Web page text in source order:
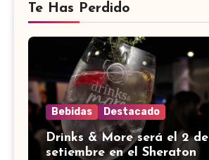
Te Has Perdido
Bebidas Destacado
Drinks & More será el 2 de
setiembre en el Sheraton